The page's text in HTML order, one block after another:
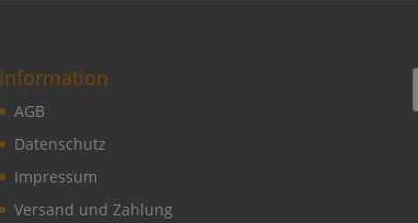
Information
AGB
Datenschutz
Impressum
Versand und Zahlung